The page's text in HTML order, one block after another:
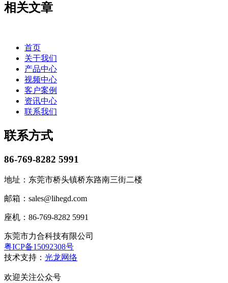
相关文章
首页
关于我们
产品中心
视频中心
客户案例
资讯中心
联系我们
联系方式
86-769-8282 5991
地址：东莞市桥头镇桥东路南三街二楼
邮箱：sales@lihegd.com
座机：86-769-8282 5991
东莞市力合科技有限公司
粤ICP备15092308号
技术支持： 光龙网络
欢迎关注公众号